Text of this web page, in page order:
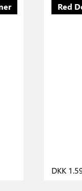
Red
DKK